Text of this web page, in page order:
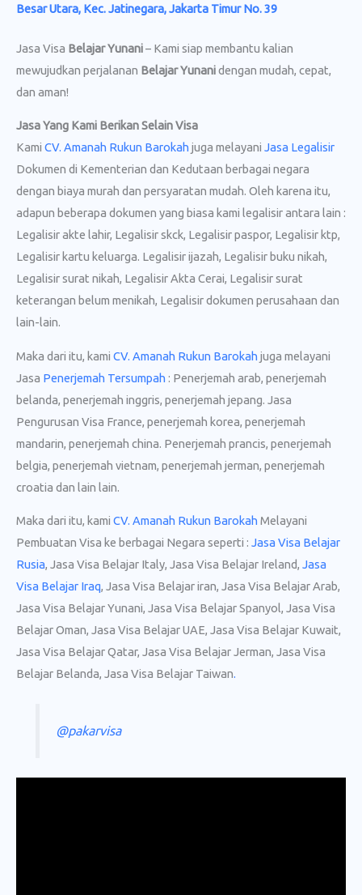
Besar Utara, Kec. Jatinegara, Jakarta Timur No. 39
Jasa Visa Belajar Yunani– Kami siap membantu kalian
mewujudkan perjalanan Belajar Yunanidengan mudah, cepat,
dan aman!
Jasa Yang Kami Berikan Selain Visa
Kami CV. Amanah Rukun Barokah juga melayani Jasa Legalisir
Dokumen di Kementerian dan Kedutaan berbagai negara
dengan biaya murah dan persyaratan mudah. Oleh karena itu,
adapun beberapa dokumen yang biasa kami legalisir antara lain :
Legalisir akte lahir, Legalisir skck, Legalisir paspor, Legalisir ktp,
Legalisir kartu keluarga. Legalisir ijazah, Legalisir buku nikah,
Legalisir surat nikah, Legalisir Akta Cerai, Legalisir surat
keterangan belum menikah, Legalisir dokumen perusahaan dan
lain-lain.
Maka dari itu, kami CV. Amanah Rukun Barokah juga melayani
Jasa Penerjemah Tersumpah : Penerjemah arab, penerjemah
belanda, penerjemah inggris, penerjemah jepang. Jasa
Pengurusan Visa France, penerjemah korea, penerjemah
mandarin, penerjemah china. Penerjemah prancis, penerjemah
belgia, penerjemah vietnam, penerjemah jerman, penerjemah
croatia dan lain lain.
Maka dari itu, kami CV. Amanah Rukun Barokah Melayani
Pembuatan Visa ke berbagai Negara seperti : Jasa Visa Belajar
Rusia, Jasa Visa Belajar Italy, Jasa Visa Belajar Ireland, Jasa
Visa Belajar Iraq, Jasa Visa Belajar iran, Jasa Visa Belajar Arab,
Jasa Visa Belajar Yunani, Jasa Visa Belajar Spanyol, Jasa Visa
Belajar Oman, Jasa Visa Belajar UAE, Jasa Visa Belajar Kuwait,
Jasa Visa Belajar Qatar, Jasa Visa Belajar Jerman, Jasa Visa
Belajar Belanda, Jasa Visa Belajar Taiwan.
@pakarvisa